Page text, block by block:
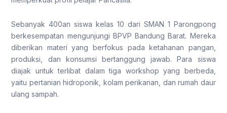
Sebanyak 400an siswa kelas 10 dari SMAN 1 Parongpong
berkesempatan mengunjungi BPVP Bandung Barat. Mereka
diberikan materi yang berfokus pada ketahanan pangan,
produksi, dan konsumsi bertanggung jawab. Para siswa
diajak untuk terlibat dalam tiga workshop yang berbeda,
yaitu pertanian hidroponik, kolam perikanan, dan rumah daur
ulang sampah.